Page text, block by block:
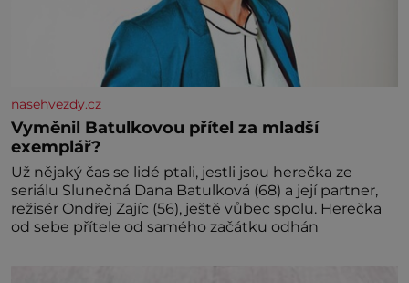
nasehvezdy.cz
Vyměnil Batulkovou přítel za mladší
exemplář?
Už nějaký čas se lidé ptali, jestli jsou herečka ze
seriálu Slunečná Dana Batulková (68) a její partner,
režisér Ondřej Zajíc (56), ještě vůbec spolu. Herečka
od sebe přítele od samého začátku odhán